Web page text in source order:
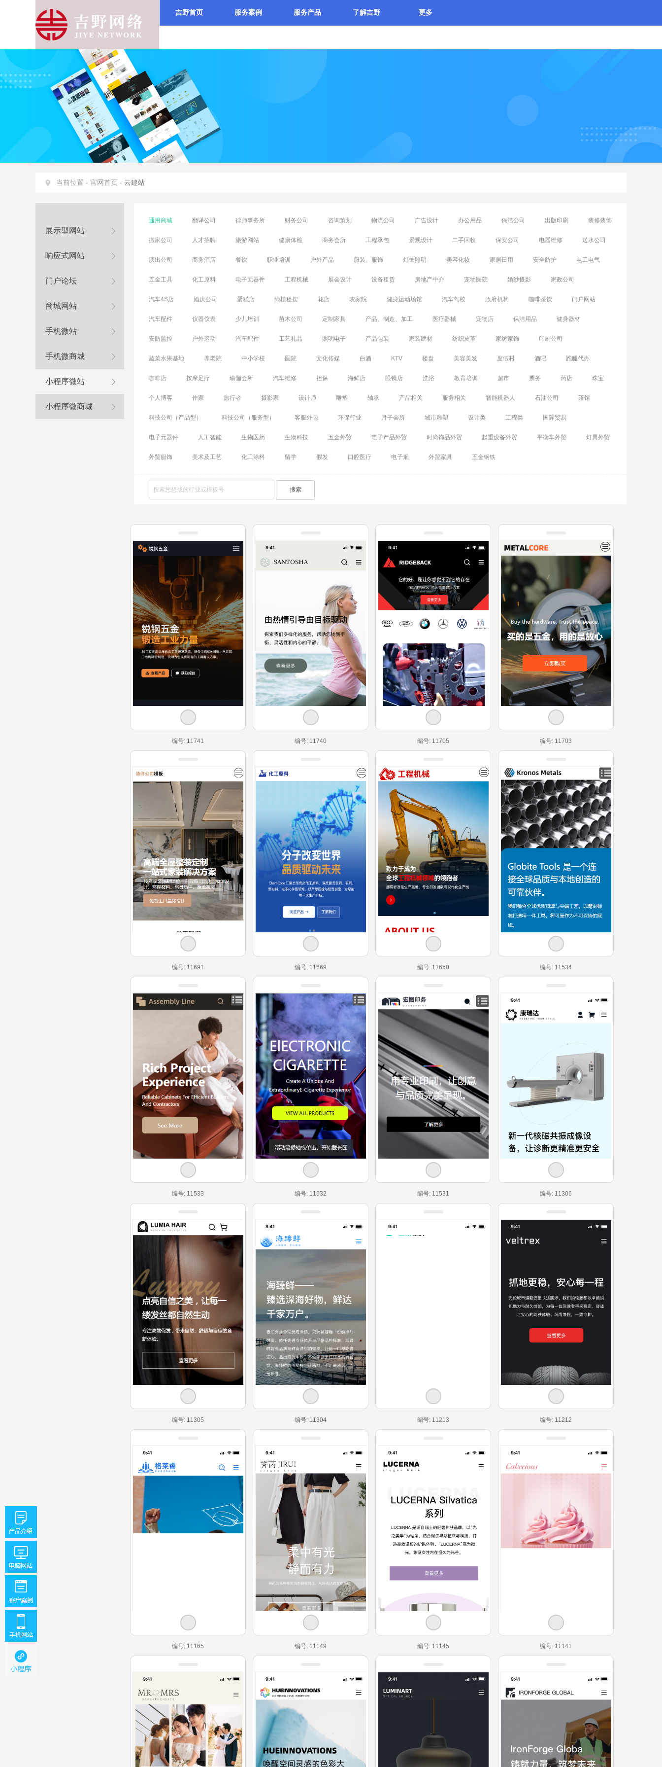
吉野首页 服务案例 服务产品 了解吉野 更多
当前位置 - 官网首页 - 云建站
展示型网站
响应式网站
门户论坛
商城网站
手机微站
手机微商城
小程序微站
小程序微商城
通用商城 翻译公司 律师事务所 财务公司 咨询策划 物流公司 广告设计 办公用品 保洁公司 出版印刷 装修装饰
搬家公司 人才招聘 旅游网站 健康体检 商务会所 工程承包 景观设计 二手回收 保安公司 电器维修 送水公司
演出公司 商务酒店 餐饮 职业培训 户外产品 服装、服饰 灯饰照明 美容化妆 家居日用 安全防护 电工电气
五金工具 化工原料 电子元器件 工程机械 展会设计 设备租赁 房地产中介 宠物医院 婚纱摄影 家政公司
汽车4S店 婚庆公司 蛋糕店 绿植租摆 花店 农家院 健身运动场馆 汽车驾校 政府机构 咖啡茶饮 门户网站
汽车配件 仪器仪表 少儿培训 苗木公司 定制家具 产品、制造、加工 医疗器械 宠物店 保洁用品 健身器材
安防监控 户外运动 汽车配件 工艺礼品 照明电子 产品包装 家装建材 纺织皮革 家纺家饰 印刷公司
蔬菜水果基地 养老院 中小学校 医院 文化传媒 白酒 KTV 楼盘 美容美发 度假村 酒吧 跑腿代办
咖啡店 按摩足疗 瑜伽会所 汽车维修 担保 海鲜店 眼镜店 洗浴 教育培训 超市 票务 药店 珠宝
个人博客 作家 旅行者 摄影家 设计师 雕塑 轴承 产品相关 服务相关 智能机器人 石油公司 茶馆
科技公司（产品型） 科技公司（服务型） 客服外包 环保行业 月子会所 城市雕塑 设计类 工程类 国际贸易
电子元器件 人工智能 生物医药 生物科技 五金外贸 电子产品外贸 时尚饰品外贸 起重设备外贸 平衡车外贸 灯具外贸
外贸服饰 美术及工艺 化工涂料 留学 假发 口腔医疗 电子烟 外贸家具 五金钢铁
搜索
编号: 11741 编号: 11740 编号: 11705 编号: 11703
编号: 11691 编号: 11669 编号: 11650 编号: 11534
编号: 11533 编号: 11532 编号: 11531 编号: 11306
编号: 11305 编号: 11304 编号: 11213 编号: 11212
编号: 11165 编号: 11149 编号: 11145 编号: 11141